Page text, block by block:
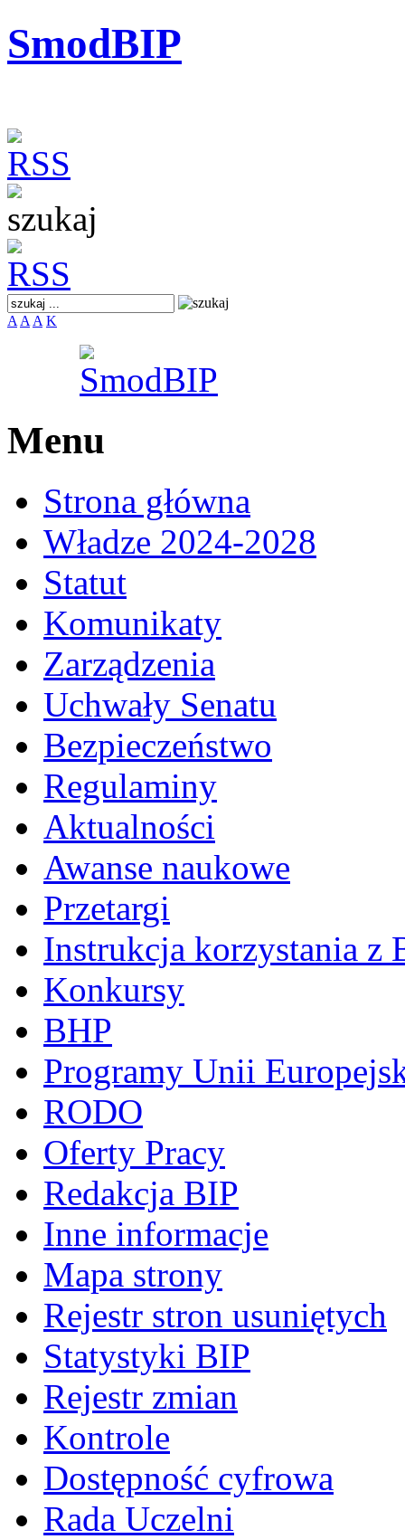
SmodBIP
A A A K
Menu
Strona główna
Władze 2024-2028
Statut
Komunikaty
Zarządzenia
Uchwały Senatu
Bezpieczeństwo
Regulaminy
Aktualności
Awanse naukowe
Przetargi
Instrukcja korzystania z
Konkursy
BHP
Programy Unii
RODO
Oferty Pracy
Redakcja BIP
Inne informacje
Mapa strony
Rejestr stron usuniętych
Statystyki BIP
Rejestr zmian
Kontrole
Dostępność cyfrowa
Rada Uczelni